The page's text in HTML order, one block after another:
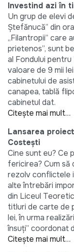
Investind azi în
Un grup de elevi
Ştefănucă” din
,,Filantropii” care
prietenos”, sunt
al Fondului
valoare de 9 mii
cabinetului de
canapea, tablă
cabinetul dat.
Citeşte mai mult…
Lansarea
Costeşti
Cine sunt eu? Ce
fericirea? Cum să
rezolv conflictele
alte întrebări
din Liceul
titluri de carte de
lei, în urma
însuţi” coordonat
Citeşte mai mult…